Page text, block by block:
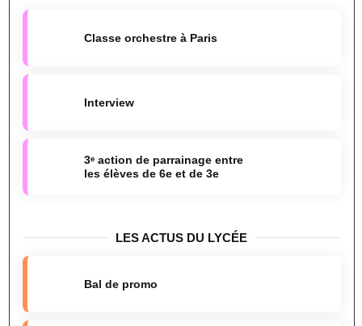
Classe orchestre à Paris
Interview
3ᵉ action de parrainage entre
les élèves de 6e et de 3e
LES ACTUS DU LYCÉE
Bal de promo